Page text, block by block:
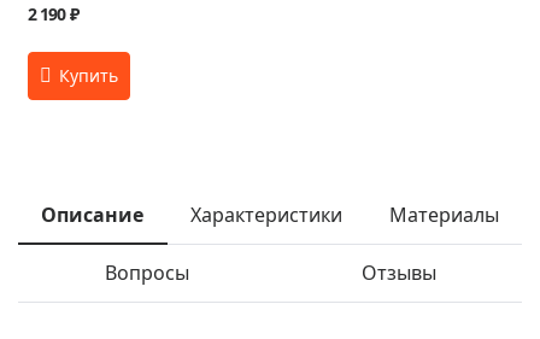
2 190 ₽
Описание Характеристики Материалы
Вопросы Отзывы